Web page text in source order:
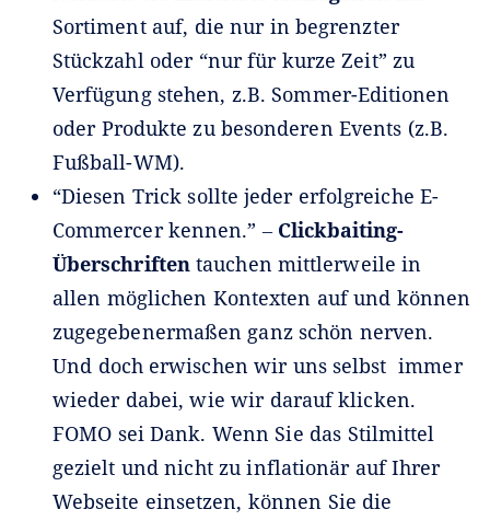
Sortiment auf, die nur in begrenzter
Stückzahl oder “nur für kurze Zeit” zu
Verfügung stehen, z.B. Sommer-Editionen
oder Produkte zu besonderen Events (z.B.
Fußball-WM).
“Diesen Trick sollte jeder erfolgreiche E-
Commercer kennen.” ‒ Clickbaiting-
Überschriftentauchen mittlerweile in
allen möglichen Kontexten auf und können
zugegebenermaßen ganz schön nerven.
Und doch erwischen wir uns selbst immer
wieder dabei, wie wir darauf klicken.
FOMO sei Dank. Wenn Sie das Stilmittel
gezielt und nicht zu inflationär auf Ihrer
Webseite einsetzen, können Sie die